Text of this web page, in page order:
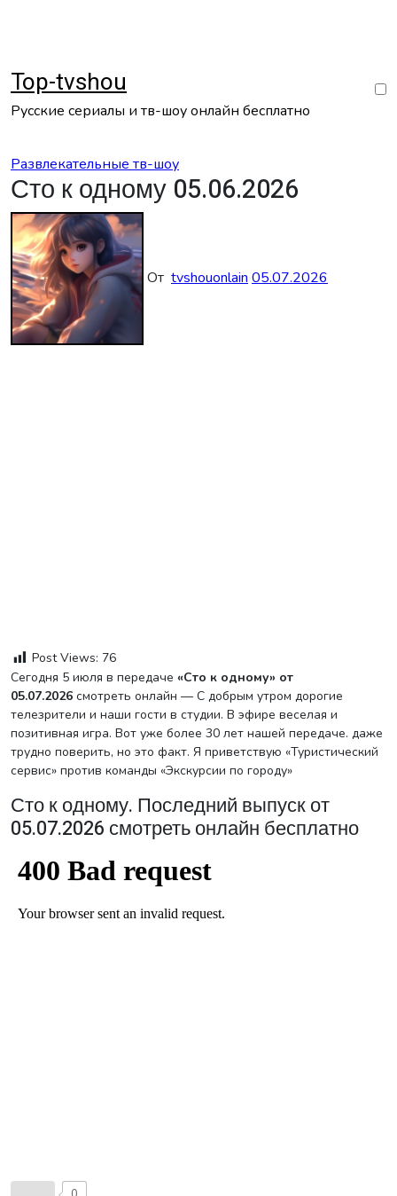
Top-tvshou
Русские сериалы и тв-шоу онлайн бесплатно
Развлекательные тв-шоу
Сто к одному 05.06.2026
От tvshouonlain 05.07.2026
Post Views: 76
Сегодня 5 июля в передаче «Сто к одному» от
05.07.2026 смотреть онлайн — С добрым утром дорогие
телезрители и наши гости в студии. В эфире веселая и
позитивная игра. Вот уже более 30 лет нашей передаче. даже
трудно поверить, но это факт. Я приветствую «Туристический
сервис» против команды «Экскурсии по городу»
Сто к одному. Последний выпуск от
05.07.2026 смотреть онлайн бесплатно